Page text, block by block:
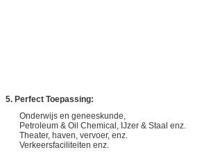
5. Perfect Toepassing:
Onderwijs en geneeskunde,
Petroleum & Oil Chemical, IJzer & Staal enz.
Theater, haven, vervoer, enz.
Verkeersfaciliteiten enz.